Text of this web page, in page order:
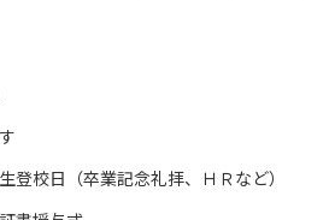
校日（卒業記念礼拝、ＨＲなど）